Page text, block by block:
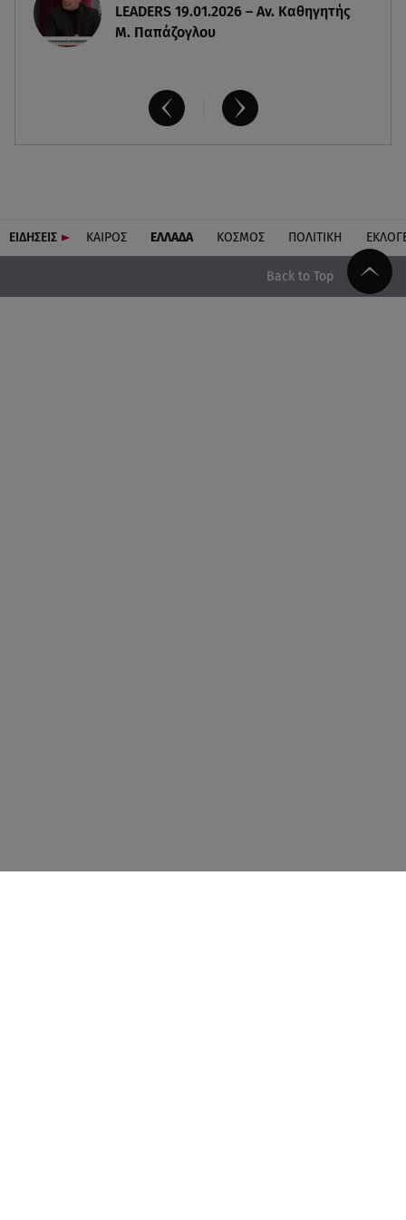
LEADERS 19.01.2026 – Αν. Καθηγητής
Μ. Παπάζογλου
ΕΙΔΗΣΕΙΣ ΚΑΙΡΟΣ ΕΛΛΑΔΑ ΚΟΣΜΟΣ ΠΟΛΙΤΙΚΗ
Back to Top